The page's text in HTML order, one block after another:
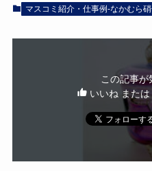
マスコミ紹介・仕事例-なかむら
この記事が
いいね または